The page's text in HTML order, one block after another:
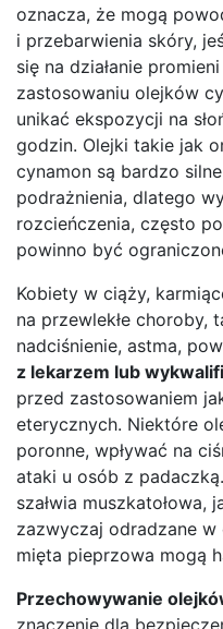
oznacza, że mogą
i przebarwienia skóry,
się na działanie
zastosowaniu olejków
unikać ekspozycji na
godzin. Olejki takie jak
cynamon są bardzo
podrażnienia, dlatego
rozcieńczenia, często
powinno być
Kobiety w ciąży,
na przewlekłe choroby,
nadciśnienie, astma,
z lekarzem lub
przed zastosowaniem
eterycznych. Niektóre
poronne, wpływać na
ataki u osób z
szałwia muszkatołowa,
zazwyczaj odradzane
mięta pieprzowa mogą
Przechowywanie
znaczenie dla